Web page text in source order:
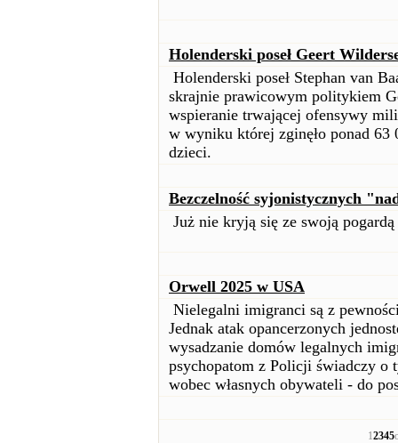
Holenderski poseł Geert
Holenderski poseł Stephan van
skrajnie prawicowym politykiem
wspieranie trwającej ofensywy
w wyniku której zginęło ponad 63
dzieci.
Bezczelność syjonistycznych
Już nie kryją się ze swoją
Orwell 2025 w USA
Nielegalni imigranci są z
Jednak atak opancerzonych
wysadzanie domów legalnych
psychopatom z Policji świadczy o
wobec własnych obywateli - do
12345